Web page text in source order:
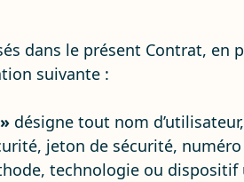
dans le présent Contrat, en
suivante :
désigne tout nom
jeton de sécurité,
technologie ou